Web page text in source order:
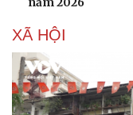
XÃ HỘI